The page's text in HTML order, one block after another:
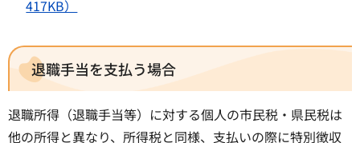
417KB）
退職手当を支払う場合
退職所得（退職手当等）に対する個人の市民税・県民税は
他の所得と異なり、所得税と同様、支払いの際に特別徴収